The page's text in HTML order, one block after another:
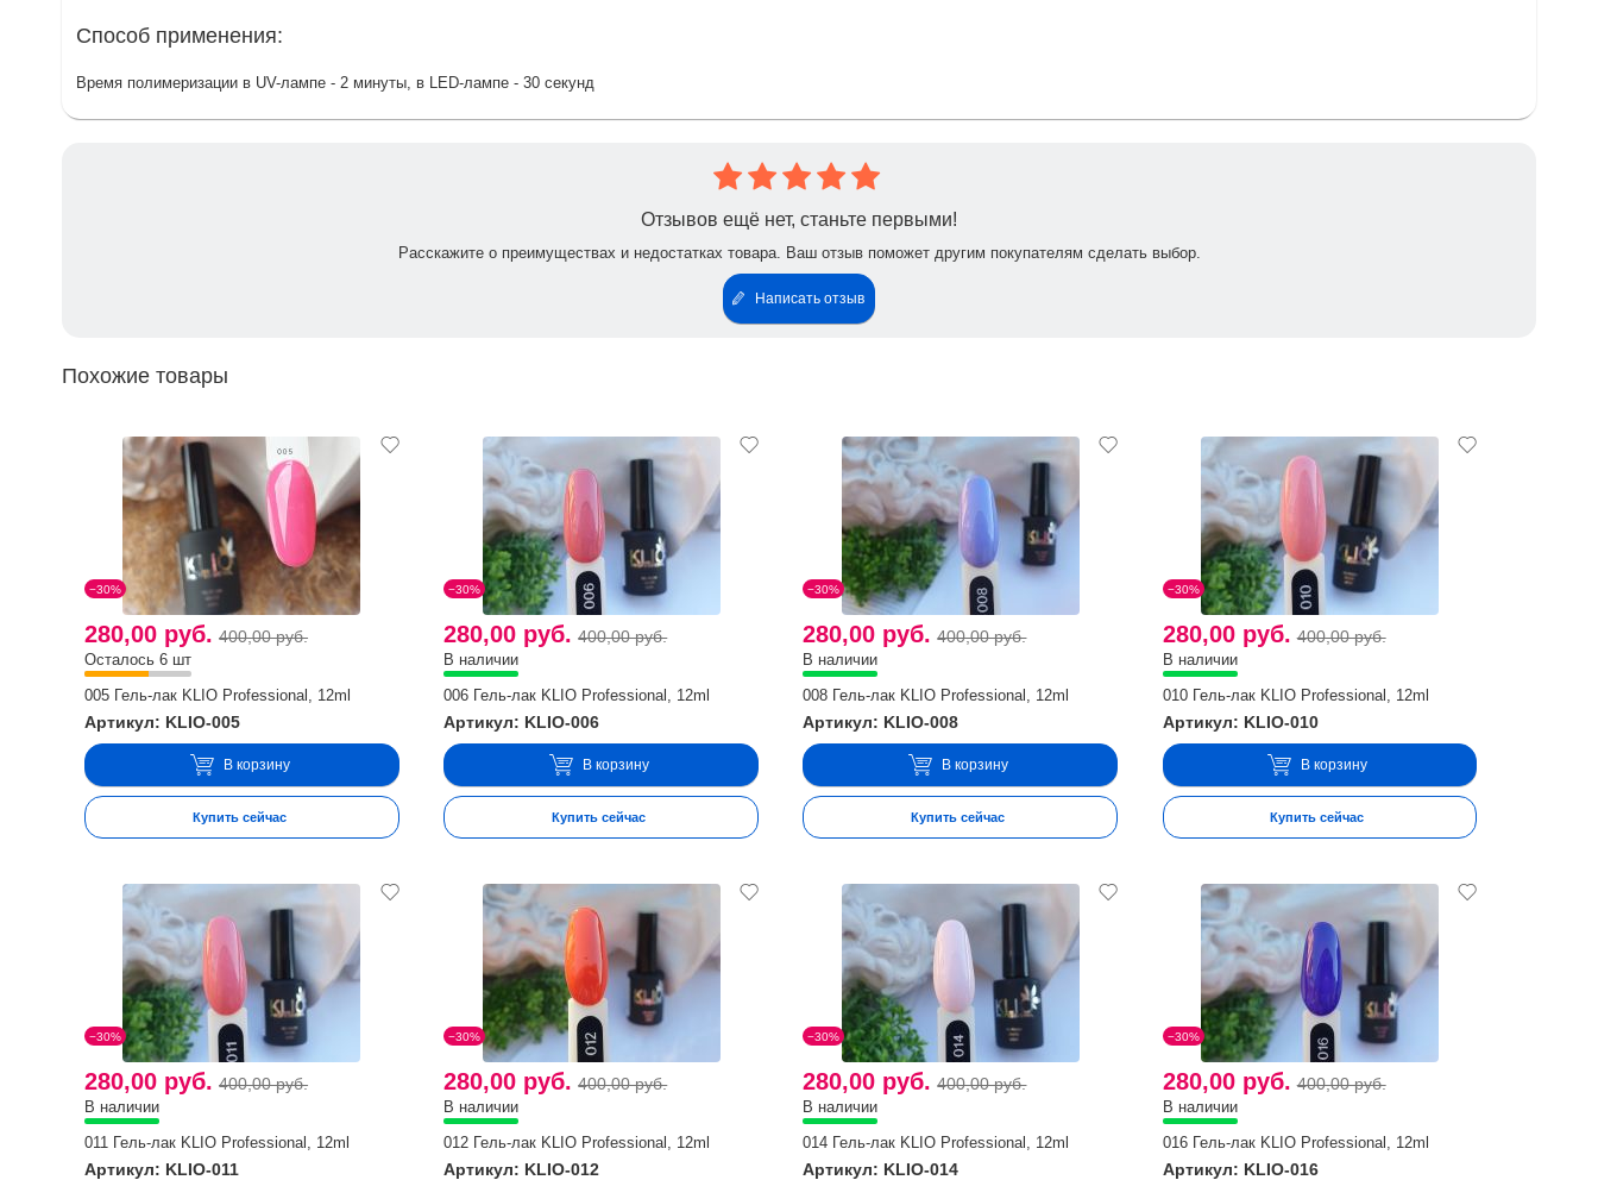
Способ применения:
Время полимеризации в UV-лампе - 2 минуты, в LED-лампе - 30 секунд
Отзывов ещё нет, станьте первыми!
Расскажите о преимуществах и недостатках товара. Ваш отзыв поможет другим покупателям сделать выбор.
Написать отзыв
Похожие товары
−30%
280,00 руб. 400,00 руб.
Осталось 6 шт
005 Гель-лак KLIO Professional, 12ml
Артикул: KLIO-005
В корзину
Купить сейчас
−30%
280,00 руб. 400,00 руб.
В наличии
006 Гель-лак KLIO Professional, 12ml
Артикул: KLIO-006
В корзину
Купить сейчас
−30%
280,00 руб. 400,00 руб.
В наличии
008 Гель-лак KLIO Professional, 12ml
Артикул: KLIO-008
В корзину
Купить сейчас
−30%
280,00 руб. 400,00 руб.
В наличии
010 Гель-лак KLIO Professional, 12ml
Артикул: KLIO-010
В корзину
Купить сейчас
−30%
280,00 руб. 400,00 руб.
В наличии
011 Гель-лак KLIO Professional, 12ml
Артикул: KLIO-011
−30%
280,00 руб. 400,00 руб.
В наличии
012 Гель-лак KLIO Professional, 12ml
Артикул: KLIO-012
−30%
280,00 руб. 400,00 руб.
В наличии
014 Гель-лак KLIO Professional, 12ml
Артикул: KLIO-014
−30%
280,00 руб. 400,00 руб.
В наличии
016 Гель-лак KLIO Professional, 12ml
Артикул: KLIO-016